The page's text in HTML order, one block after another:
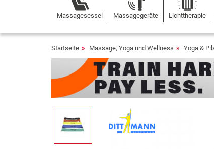
Massagesessel Massagegeräte Lichttherapie
Startseite Massage, Yoga und Wellness Yoga &